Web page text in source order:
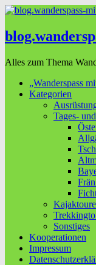
Alles zum Thema
„Wanderspass
Kategorien
Tages-
Sonstiges
Kooperationen
Impressum